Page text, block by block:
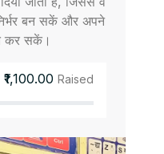
बन सकें और अपने
कर सकें।
₹1,100.00 Raised